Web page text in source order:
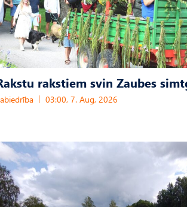
rakstiem svin Zaubes
03:00, 7. Aug, 2026